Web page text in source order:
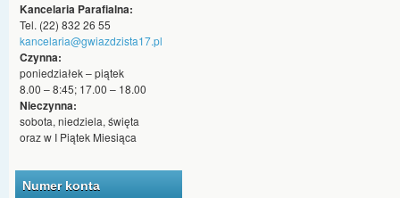
Kancelaria Parafialna:
Tel. (22) 832 26 55
kancelaria@gwiazdzista17.pl
Czynna:
poniedziałek – piątek
8.00 – 8:45; 17.00 – 18.00
Nieczynna:
sobota, niedziela, święta
oraz w I Piątek Miesiąca
Numer konta